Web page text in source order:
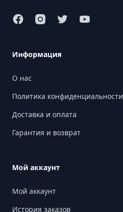
Информация
О нас
Политика конфиденциальности
Доставка и оплата
Гарантия и возврат
Мой аккаунт
Мой аккаунт
История заказов